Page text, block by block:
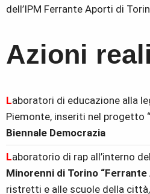
dell’IPM Ferrante Aporti di
Azioni
Laboratori di educazione alla
Piemonte, inseriti nel progetto “
Biennale Democrazia
Laboratorio di rap all’interno
Minorenni di Torino “Ferrante
ristretti e alle scuole della